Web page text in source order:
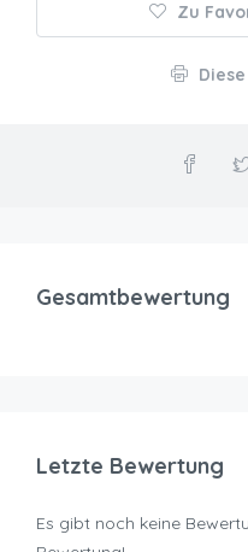
Zu
Gesamtbewertung
Letzte Bewertung
Es gibt noch keine